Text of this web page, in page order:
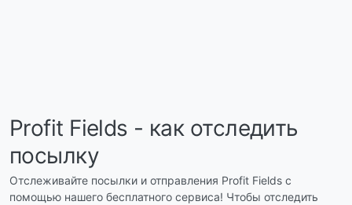
Profit Fields - как отследить
посылку
Отслеживайте посылки и отправления Profit Fields с
помощью нашего бесплатного сервиса! Чтобы отследить